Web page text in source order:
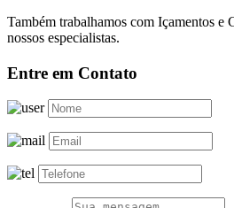
Também trabalhamos com Içamentos e
nossos especialistas.
Entre em Contato